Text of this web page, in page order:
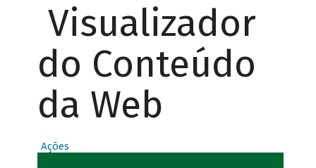
Visualizador
do Conteúdo
da Web
Ações